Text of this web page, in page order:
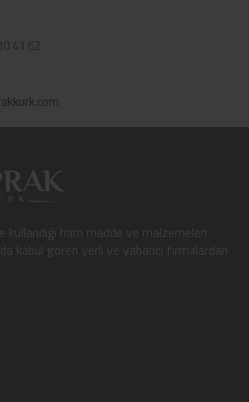
41 62
kullandığı ham madde ve malzemeleri
kabul gören yerli ve yabancı firmalardan